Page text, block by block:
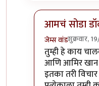
आमचं सोडा
जेम्स वांडशुक्रवार,
In reply to
तुम्ही हे काय
आणि आमिर
इतका तरी